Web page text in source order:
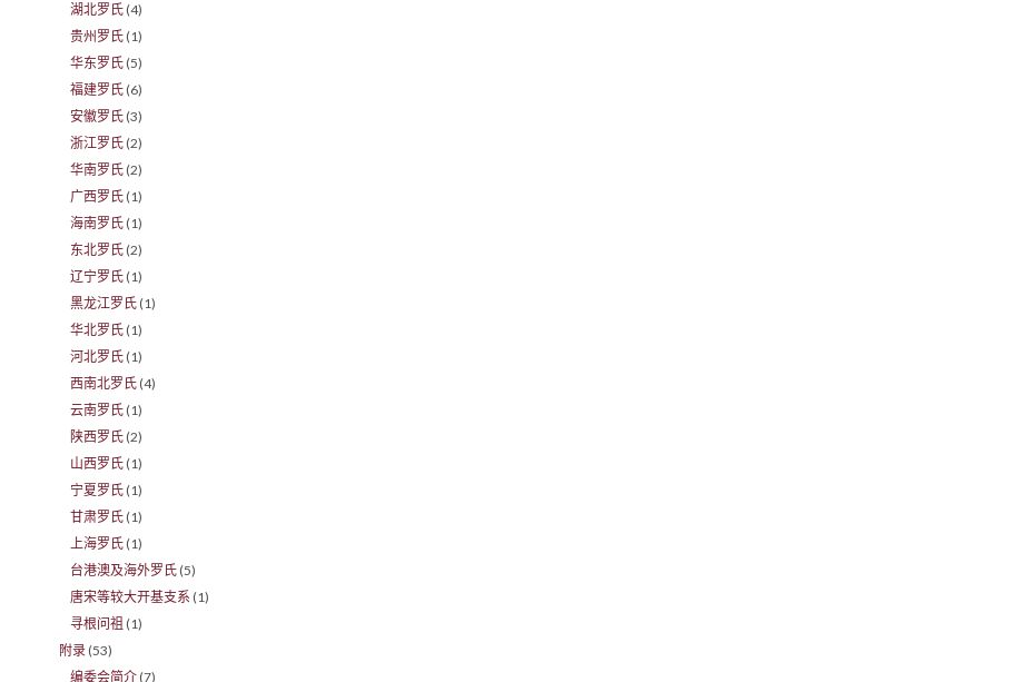
湖北罗氏 (4)
贵州罗氏 (1)
华东罗氏 (5)
福建罗氏 (6)
安徽罗氏 (3)
浙江罗氏 (2)
华南罗氏 (2)
广西罗氏 (1)
海南罗氏 (1)
东北罗氏 (2)
辽宁罗氏 (1)
黑龙江罗氏 (1)
华北罗氏 (1)
河北罗氏 (1)
西南北罗氏 (4)
云南罗氏 (1)
陕西罗氏 (2)
山西罗氏 (1)
宁夏罗氏 (1)
甘肃罗氏 (1)
上海罗氏 (1)
台港澳及海外罗氏 (5)
唐宋等较大开基支系 (1)
寻根问祖 (1)
附录 (53)
编委会简介 (7)